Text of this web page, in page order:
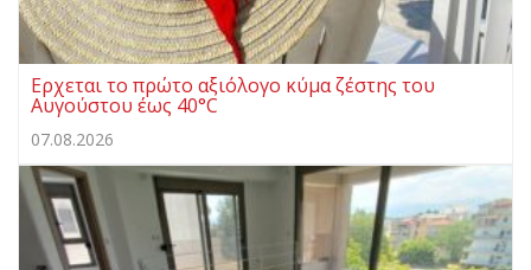
Ερχεται το πρώτο αξιόλογο κύμα ζέστης του
Αυγούστου έως 40°C
07.08.2026